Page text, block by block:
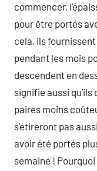
commencer,
pour être portés
cela, ils
pendant les mois
descendent en
signifie aussi
paires moins
s’étireront pas
avoir été portés
semaine !